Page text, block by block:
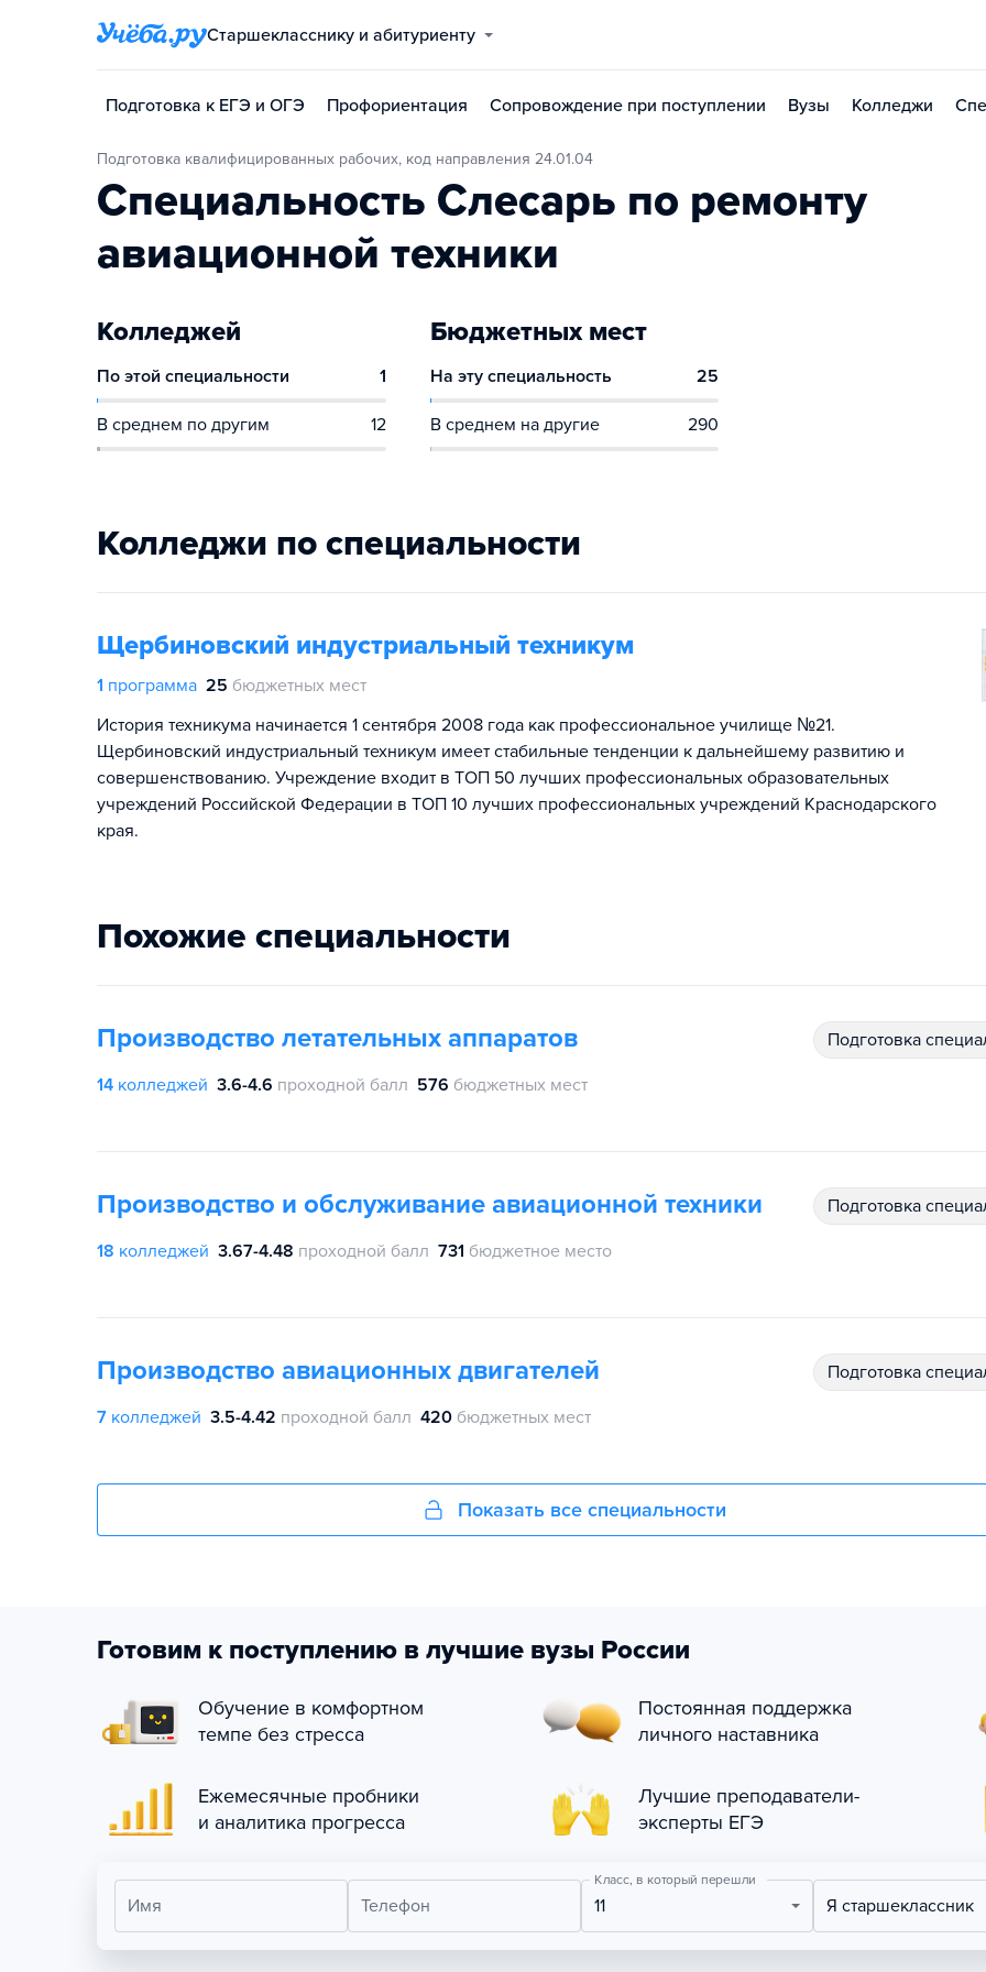
Старшекласснику и абитуриенту
Подготовка к ЕГЭ и ОГЭ Профориентация Сопровождение при поступлении Вузы Колледжи
Подготовка квалифицированных рабочих, код направления 24.01.04
Специальность Слесарь по ремонту
авиационной техники
Колледжей
По этой специальности 1
В среднем по другим 12
Бюджетных мест
На эту специальность 25
В среднем на другие 290
Колледжи по специальности
Щербиновский индустриальный техникум
1 программа 25 бюджетных мест
История техникума начинается 1 сентября 2008 года как профессиональное училище №21.
Щербиновский индустриальный техникум имеет стабильные тенденции к дальнейшему развитию и
совершенствованию. Учреждение входит в ТОП 50 лучших профессиональных образовательных
учреждений Российской Федерации в ТОП 10 лучших профессиональных учреждений Краснодарского
края.
Похожие специальности
Производство летательных аппаратов подготовка
14 колледжей 3.6-4.6 проходной балл 576 бюджетных мест
Производство и обслуживание авиационной техники подготовка
18 колледжей 3.67-4.48 проходной балл 731 бюджетное место
Производство авиационных двигателей подготовка
7 колледжей 3.5-4.42 проходной балл 420 бюджетных мест
Показать все специальности
Готовим к поступлению в лучшие вузы России
Обучение в комфортном
темпе без стресса
Постоянная поддержка
личного наставника
Ежемесячные пробники
и аналитика прогресса
Лучшие преподаватели-
эксперты ЕГЭ
Имя Телефон
Класс, в который перешли
11 Я старшеклассник